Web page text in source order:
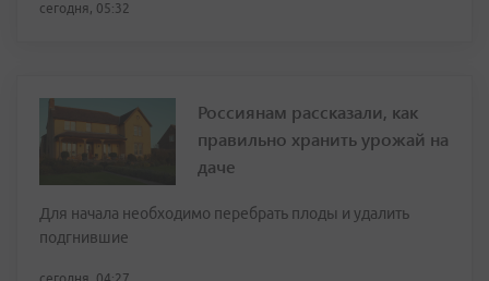
сегодня, 05:32
Россиянам рассказали, как
правильно хранить урожай на
даче
Для начала необходимо перебрать плоды и удалить
подгнившие